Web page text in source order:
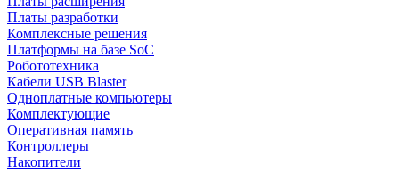
Платы разработки
Комплексные решения
Платформы на базе SoC
Робототехника
Кабели USB Blaster
Одноплатные компьютеры
Комплектующие
Оперативная память
Контроллеры
Накопители